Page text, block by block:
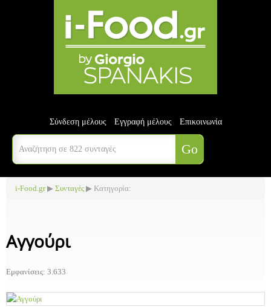
Σύνδεση μέλους Εγγραφή μέλους Επικοινωνία
i-Food.gr▶ Συνταγές ▶ Κατηγορία:
Αγγούρι
Εμφανίσεις: 3.633